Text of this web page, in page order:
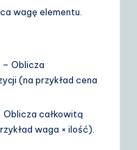
wagę elementu.
– Oblicza
(na przykład cena
Oblicza całkowitą
waga × ilość).